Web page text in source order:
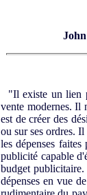
"Il existe un lien
vente modernes. Il
est de créer des
ou sur ses ordres.
les dépenses
publicité capable
budget
dépenses en vue